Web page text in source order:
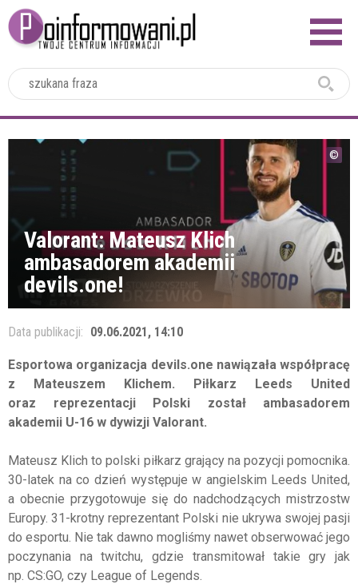
Valorant: Mateusz Klich
ambasadorem akademii
devils.one!
Data publikacji: 09.06.2021, 14:10
Esportowa organizacja devils.one nawiązała współpracę
z Mateuszem Klichem. Piłkarz Leeds United
oraz reprezentacji Polski został ambasadorem
akademii U-16 w dywizji Valorant.
Mateusz Klich to polski piłkarz grający na pozycji pomocnika.
30-latek na co dzień występuje w angielskim Leeds United,
a obecnie przygotowuje się do nadchodzących mistrzostw
Europy. 31-krotny reprezentant Polski nie ukrywa swojej pasji
do esportu. Nie tak dawno mogliśmy nawet obserwować jego
poczynania na twitchu, gdzie transmitował takie gry jak
np. CS:GO, czy League of Legends.